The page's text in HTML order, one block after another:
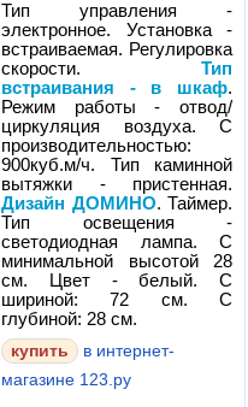
Тип управления -
электронное. Установка -
встраиваемая. Регулировка
скорости.Тип
встраивания - в шкаф.
Режим работы - отвод/
циркуляция воздуха. С
производительностью:
900куб.м/ч. Тип каминной
вытяжки - пристенная.
Дизайн ДОМИНО. Таймер.
Тип освещения -
светодиодная лампа. С
минимальной высотой 28
см. Цвет - белый. С
шириной: 72 см. С
глубиной: 28 см.
в интернет-
магазине 123.ру